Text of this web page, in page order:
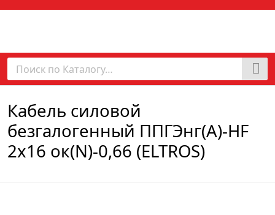
Кабель силовой
безгалогенный ППГЭнг(А)-HF
2х16 ок(N)-0,66 (ELTROS)